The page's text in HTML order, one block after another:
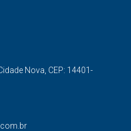
Nova, CEP: 14401-